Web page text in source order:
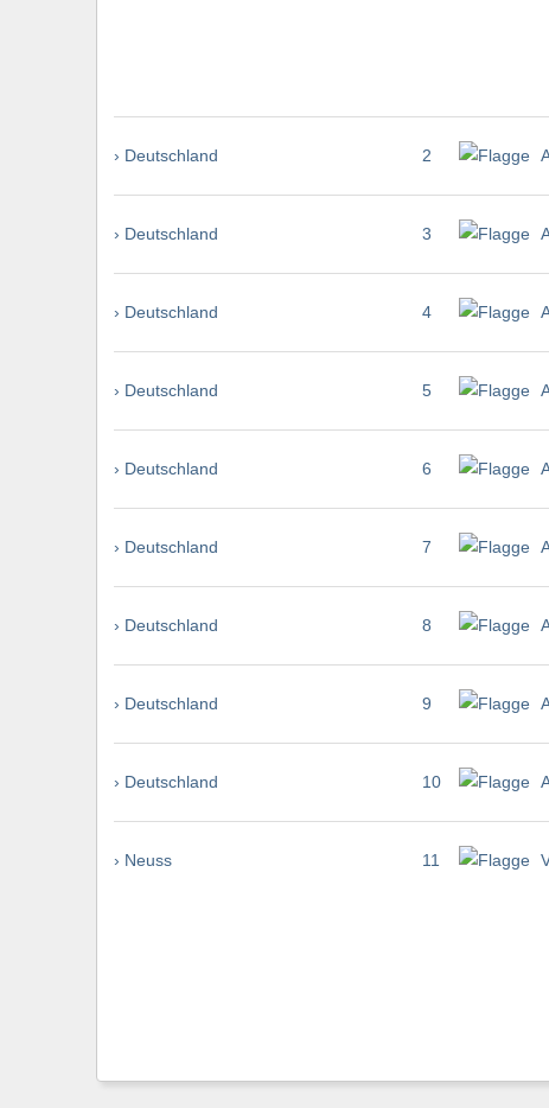
› Deutschland 2
› Deutschland 3
› Deutschland 4
› Deutschland 5
› Deutschland 6
› Deutschland 7
› Deutschland 8
› Deutschland 9
› Deutschland 10
› Neuss 11